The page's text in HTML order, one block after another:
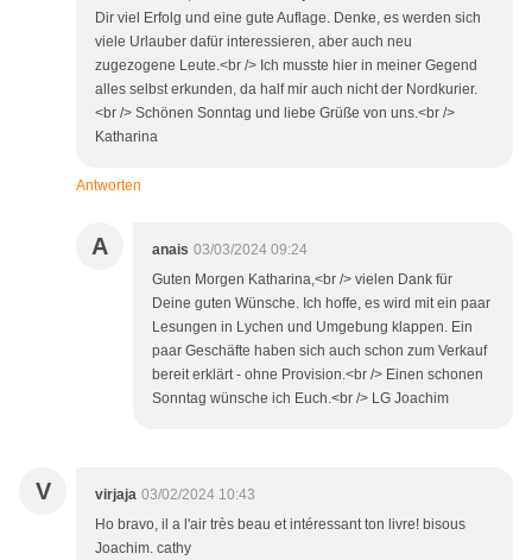
Dir viel Erfolg und eine gute Auflage. Denke, es werden sich
viele Urlauber dafür interessieren, aber auch neu
zugezogene Leute.<br /> Ich musste hier in meiner Gegend
alles selbst erkunden, da half mir auch nicht der Nordkurier.
<br /> Schönen Sonntag und liebe Grüße von uns.<br />
Katharina
Antworten
A anais 03/03/2024 09:24
Guten Morgen Katharina,<br /> vielen Dank für
Deine guten Wünsche. Ich hoffe, es wird mit ein paar
Lesungen in Lychen und Umgebung klappen. Ein
paar Geschäfte haben sich auch schon zum Verkauf
bereit erklärt - ohne Provision.<br /> Einen schonen
Sonntag wünsche ich Euch.<br /> LG Joachim
V virjaja 03/02/2024 10:43
Ho bravo, il a l'air très beau et intéressant ton livre! bisous
Joachim. cathy